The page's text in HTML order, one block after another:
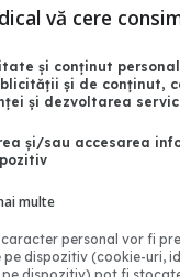
Cifra magică
dinți.
pentru
să nu facă
boala
cauze și
duce la
sau
timpul sarcinii
vă cere
și conținut
și de conținut,
și dezvoltarea
și/sau accesarea
multe
caracter personal vor fi
pe dispozitiv (cookie-uri,